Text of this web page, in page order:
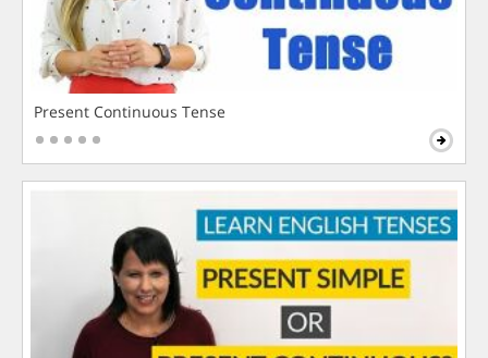
Present Continuous Tense